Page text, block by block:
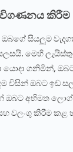
විගණනය කිරීම
සියලුම
මෙහි
යොදා ගනිමින්,
විසින් ඔබට ඉඩ
ඔබට අභිමත
වලංගු කිරීම කළ